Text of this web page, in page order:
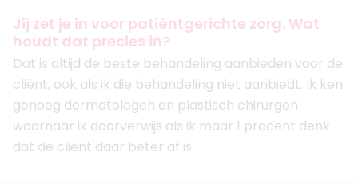
Jij zet je in voor patiëntgerichte zorg. Wat
houdt dat precies in?
Dat is altijd de beste behandeling aanbieden voor de
cliënt, ook als ik die behandeling niet aanbiedt. Ik ken
genoeg dermatologen en plastisch chirurgen
waarnaar ik doorverwijs als ik maar 1 procent denk
dat de cliënt daar beter af is.